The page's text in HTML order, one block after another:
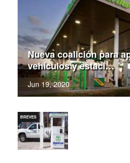
Nueva coalición para
vehículos y estaci…
Jun 19, 2020
BREVES